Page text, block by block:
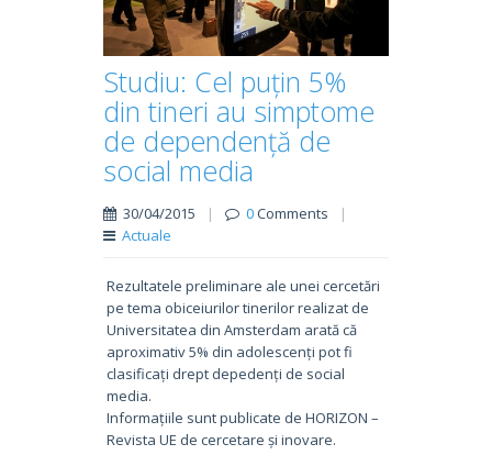
Studiu: Cel puțin 5%
din tineri au simptome
de dependență de
social media
30/04/2015 | 0Comments
|
Actuale
Rezultatele preliminare ale unei cercetări
pe tema obiceiurilor tinerilor realizat de
Universitatea din Amsterdam arată că
aproximativ 5% din adolescenți pot fi
clasificați drept depedenți de social
media.
Informațiile sunt publicate de HORIZON –
Revista UE de cercetare și inovare.